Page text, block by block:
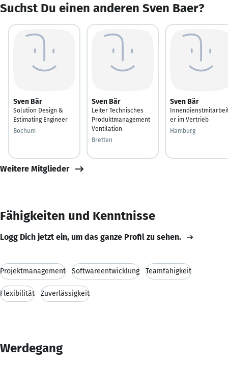
Suchst Du einen anderen Sven Baer?
Sven Bär
Solution Design &
Estimating Engineer
Bochum
Sven Bär
Leiter Technisches
Produktmanagement
Ventilation
Bretten
Sven Bär
er im Vertrieb
Hamburg
Weitere Mitglieder
Fähigkeiten und Kenntnisse
Logg Dich jetzt ein, um das ganze Profil zu sehen.
Projektmanagement Softwareentwicklung Teamfähigkeit
Flexibilität Zuverlässigkeit
Werdegang